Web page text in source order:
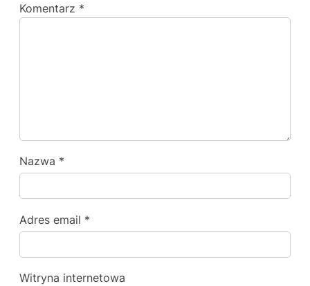
Komentarz *
Nazwa *
Adres email *
Witryna internetowa